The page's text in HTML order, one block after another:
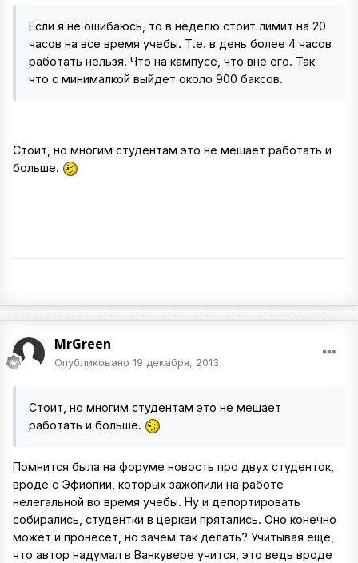
Если я не ошибаюсь, то в неделю стоит лимит на 20
часов на все время учебы. Т.е. в день более 4 часов
работать нельзя. Что на кампусе, что вне его. Так
что с минималкой выйдет около 900 баксов.
Стоит, но многим студентам это не мешает работать и
больше.
MrGreen
Опубликовано 19 декабря, 2013
Стоит, но многим студентам это не мешает
работать и больше.
Помнится была на форуме новость про двух студенток,
вроде с Эфиопии, которых зажопили на работе
нелегальной во время учебы. Ну и депортировать
собирались, студентки в церкви прятались. Оно конечно
может и пронесет, но зачем так делать? Учитывая еще,
что автор надумал в Ванкувере учится, это ведь вроде